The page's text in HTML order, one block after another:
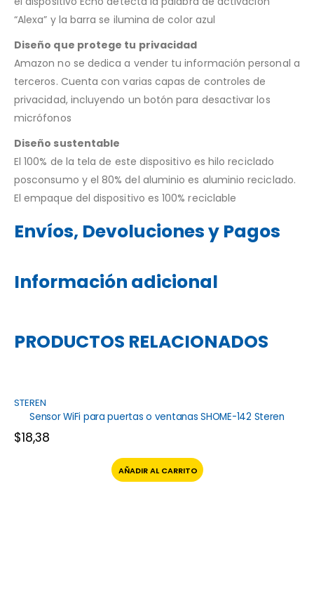
“Alexa” y la barra se ilumina de color azul
Diseño que protege tu privacidad
Amazon no se dedica a vender tu información personal a
terceros. Cuenta con varias capas de controles de
privacidad, incluyendo un botón para desactivar los
micrófonos
Diseño sustentable
El 100% de la tela de este dispositivo es hilo reciclado
posconsumo y el 80% del aluminio es aluminio reciclado.
El empaque del dispositivo es 100% reciclable
Envíos, Devoluciones y Pagos
Información adicional
PRODUCTOS RELACIONADOS
STEREN
Sensor WiFi para puertas o ventanas SHOME-142 Steren
$18,38
AÑADIR AL CARRITO